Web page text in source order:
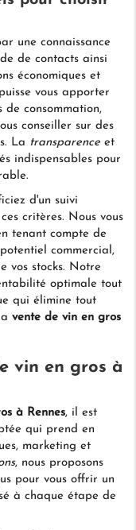
une connaissance
de contacts ainsi
économiques et
vous apporter
de consommation,
conseiller sur des
La transparenceet
indispensables pour
d'un suivi
critères. Nous vous
tenant compte de
commercial,
vos stocks. Notre
optimale tout
qui élimine tout
vente de vin en gros
vin en gros à
à Rennes, il est
qui prend en
marketing et
, nous proposons
pour vous offrir un
à chaque étape de